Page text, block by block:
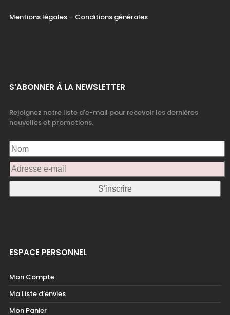
Mentions légales– Conditions générales
S’ABONNER À LA NEWSLETTER
Rejoignez notre liste d'e-mail pour recevoir les dernières
nouvelles et promotions.
ESPACE PERSONNEL
Mon Compte
Ma Liste d’envies
Mon Panier